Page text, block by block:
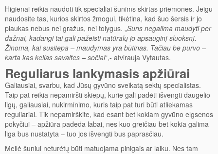
Higienai reikia naudoti tik specialiai šunims skirtas priemones. Jeigu
naudosite tas, kurios skirtos žmogui, tikėtina, kad šuo šersis ir jo
plaukas nebus nei gražus, nei tolygus. „Šuns negalima maudyti per
dažnai, kadangi tai gali pažeisti natūralų jo apsauginį sluoksnį.
Žinoma, kai susitepa – maudymas yra būtinas. Tačiau be purvo –
karta kas kelias savaites – sočiai“,- atvirauja Vytautas.
Reguliarus lankymasis apžiūrai
Galiausiai, svarbu, kad Jūsų gyvūno sveikatą sektų specialistas.
Taip pat reikia nepamiršti skiepų, kurie gali padėti išvengti daugelio
ligų, galiausiai, nukirminimo, kuris taip pat turi būti atliekamas
reguliariai. Tik nepamirškite, kad esant bet kokiam gyvūno elgsenos
pokyčiui – apžiūra padeda labai, nes kuo greičiau bet kokia galima
liga bus nustatyta – tuo jos išvengti bus paprasčiau.
Meilė šuniui neturėtų būti matuojama pinigais ar laiku. Nes tam